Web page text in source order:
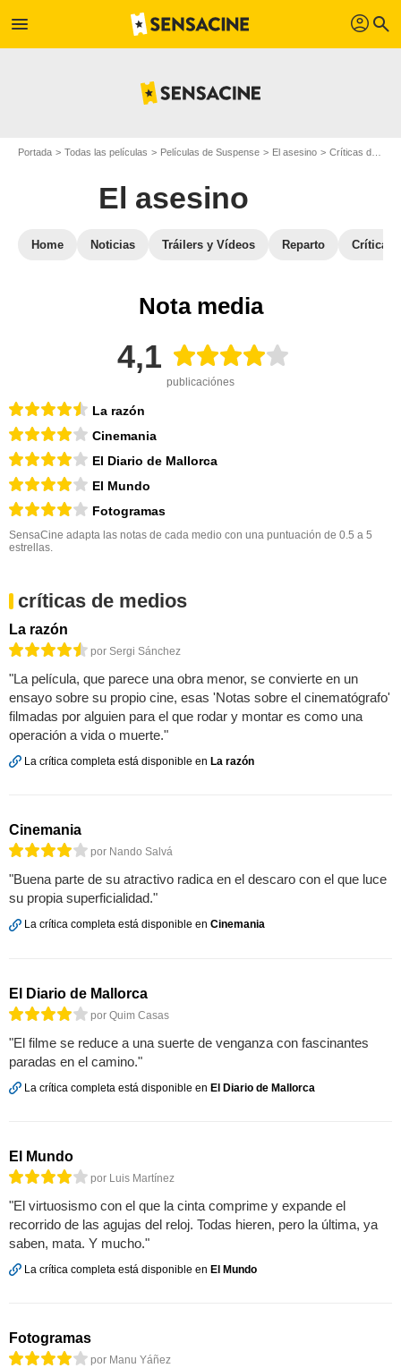
menu profil search
Portada Todas las películas Películas de Suspense El asesino Críticas de El asesino
El asesino
Home Noticias Tráilers y Vídeos Reparto Críticas
Nota media
4,1
publicaciónes
La razón
Cinemania
El Diario de Mallorca
El Mundo
Fotogramas
SensaCine adapta las notas de cada medio con una puntuación de 0.5 a 5
estrellas.
críticas de medios
La razón
por Sergi Sánchez
"La película, que parece una obra menor, se convierte en un
ensayo sobre su propio cine, esas 'Notas sobre el cinematógrafo'
filmadas por alguien para el que rodar y montar es como una
operación a vida o muerte."
La crítica completa está disponible en La razón
Cinemania
por Nando Salvá
"Buena parte de su atractivo radica en el descaro con el que luce
su propia superficialidad."
La crítica completa está disponible en Cinemania
El Diario de Mallorca
por Quim Casas
"El filme se reduce a una suerte de venganza con fascinantes
paradas en el camino."
La crítica completa está disponible en El Diario de Mallorca
El Mundo
por Luis Martínez
"El virtuosismo con el que la cinta comprime y expande el
recorrido de las agujas del reloj. Todas hieren, pero la última, ya
saben, mata. Y mucho."
La crítica completa está disponible en El Mundo
Fotogramas
por Manu Yáñez